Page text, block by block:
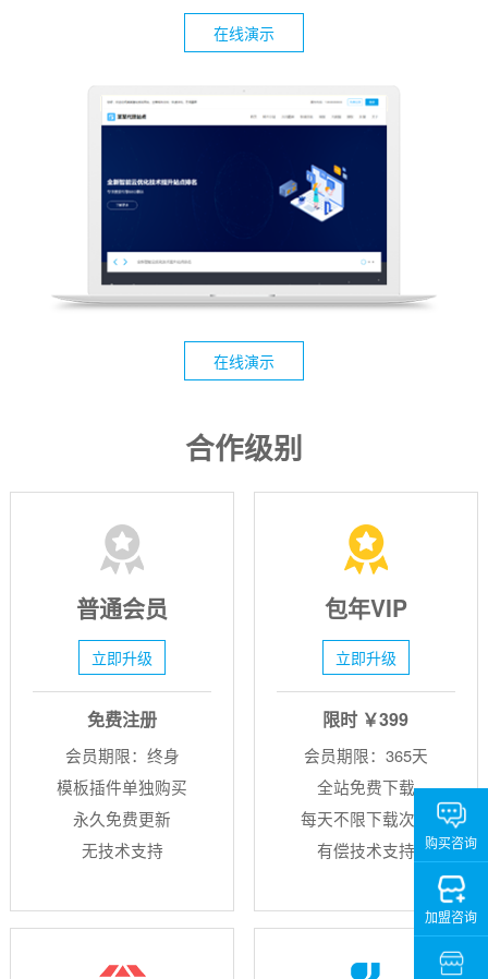
在线演示
在线演示
合作级别
普通会员
立即升级
免费注册
会员期限：终身
模板插件单独购买
永久免费更新
无技术支持
包年VIP
立即升级
限时 ￥399
会员期限：365天
全站免费下载
每天不限下载次数
有偿技术支持
购买咨询
加盟咨询